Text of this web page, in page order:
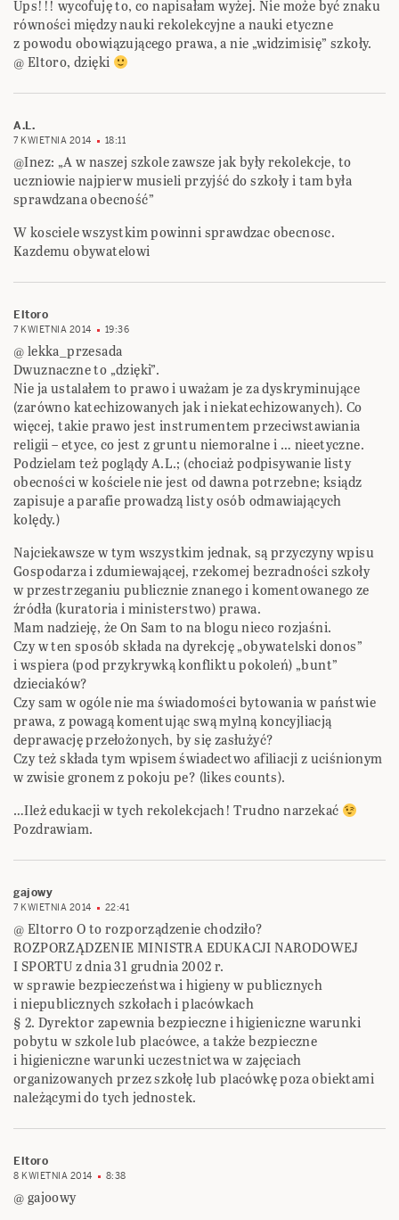
Ups!!! wycofuję to, co napisałam wyżej. Nie może być znaku
równości między nauki rekolekcyjne a nauki etyczne
z powodu obowiązującego prawa, a nie „widzimisię” szkoły.
@ Eltoro, dzięki
A.L.
7 KWIETNIA 2014 18:11
@Inez: „A w naszej szkole zawsze jak były rekolekcje, to
uczniowie najpierw musieli przyjść do szkoły i tam była
sprawdzana obecność”
W kosciele wszystkim powinni sprawdzac obecnosc.
Kazdemu obywatelowi
Eltoro
7 KWIETNIA 2014 19:36
@ lekka_przesada
Dwuznaczne to „dzięki”.
Nie ja ustalałem to prawo i uważam je za dyskryminujące
(zarówno katechizowanych jak i niekatechizowanych). Co
więcej, takie prawo jest instrumentem przeciwstawiania
religii – etyce, co jest z gruntu niemoralne i … nieetyczne.
Podzielam też poglądy A.L.; (chociaż podpisywanie listy
obecności w kościele nie jest od dawna potrzebne; ksiądz
zapisuje a parafie prowadzą listy osób odmawiających
kolędy.)
Najciekawsze w tym wszystkim jednak, są przyczyny wpisu
Gospodarza i zdumiewającej, rzekomej bezradności szkoły
w przestrzeganiu publicznie znanego i komentowanego ze
źródła (kuratoria i ministerstwo) prawa.
Mam nadzieję, że On Sam to na blogu nieco rozjaśni.
Czy w ten sposób składa na dyrekcję „obywatelski donos”
i wspiera (pod przykrywką konfliktu pokoleń) „bunt”
dzieciaków?
Czy sam w ogóle nie ma świadomości bytowania w państwie
prawa, z powagą komentując swą mylną koncyjliacją
deprawację przełożonych, by się zasłużyć?
Czy też składa tym wpisem świadectwo afiliacji z uciśnionym
w zwisie gronem z pokoju pe? (likes counts).
…Ileż edukacji w tych rekolekcjach! Trudno narzekać
Pozdrawiam.
gajowy
7 KWIETNIA 2014 22:41
@ Eltorro O to rozporządzenie chodziło?
ROZPORZĄDZENIE MINISTRA EDUKACJI NARODOWEJ
I SPORTU z dnia 31 grudnia 2002 r.
w sprawie bezpieczeństwa i higieny w publicznych
i niepublicznych szkołach i placówkach
§ 2. Dyrektor zapewnia bezpieczne i higieniczne warunki
pobytu w szkole lub placówce, a także bezpieczne
i higieniczne warunki uczestnictwa w zajęciach
organizowanych przez szkołę lub placówkę poza obiektami
należącymi do tych jednostek.
Eltoro
8 KWIETNIA 2014 8:38
@ gajoowy